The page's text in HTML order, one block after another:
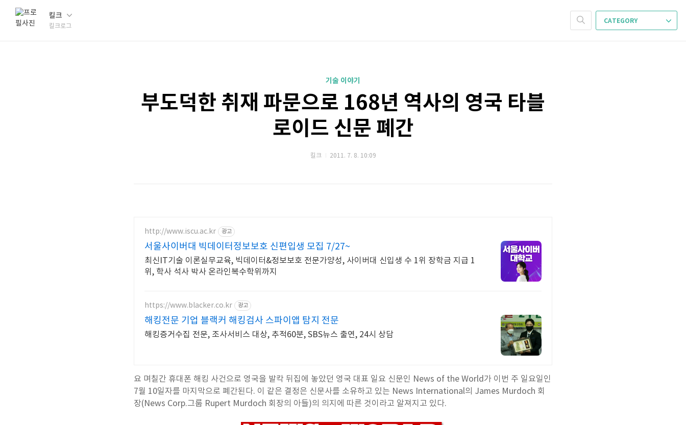
킬크
킬크로그
CATEGORY
기술 이야기
부도덕한 취재 파문으로 168년 역사의 영국 타블
로이드 신문 폐간
킬크 2011. 7. 8. 10:09
http://www.iscu.ac.kr 광고
서울사이버대 빅데이터정보보호 신편입생 모집 7/27~
최신IT기술 이론실무교육, 빅데이터&정보보호 전문가양성, 사이버대 신입생 수 1위 장학금 지급 1
위, 학사 석사 박사 온라인복수학위까지
https://www.blacker.co.kr 광고
해킹전문 기업 블랙커 해킹검사 스파이앱 탐지 전문
해킹증거수집 전문, 조사서비스 대상, 추적60분, SBS뉴스 출연, 24시 상담
요 며칠간 휴대폰 해킹 사건으로 영국을 발칵 뒤집에 놓았던 영국 대표 일요 신문인 News of the World가 이번 주 일요일인
7월 10일자를 마지막으로 폐간된다. 이 같은 결정은 신문사를 소유하고 있는 News International의 James Murdoch 회
장(News Corp.그룹 Rupert Murdoch 회장의 아들)의 의지에 따른 것이라고 알져지고 있다.